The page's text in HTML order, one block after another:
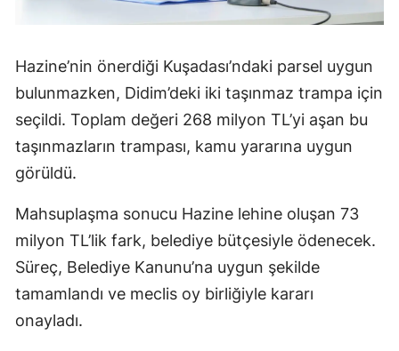
Hazine’nin önerdiği Kuşadası’ndaki parsel uygun
bulunmazken, Didim’deki iki taşınmaz trampa için
seçildi. Toplam değeri 268 milyon TL’yi aşan bu
taşınmazların trampası, kamu yararına uygun
görüldü.
Mahsuplaşma sonucu Hazine lehine oluşan 73
milyon TL’lik fark, belediye bütçesiyle ödenecek.
Süreç, Belediye Kanunu’na uygun şekilde
tamamlandı ve meclis oy birliğiyle kararı
onayladı.